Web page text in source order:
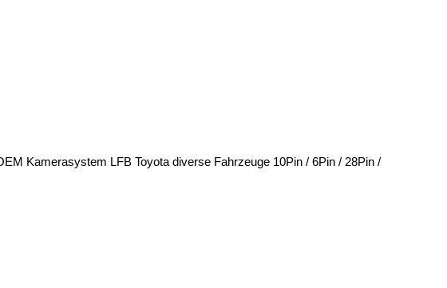
Kamerasystem LFB Toyota diverse Fahrzeuge 10Pin / 6Pin / 28Pin /